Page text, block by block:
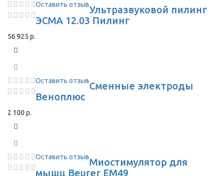
Оставить отзывУльтразвуковой пилинг
ЭСМА 12.03 Пилинг
56 925 р.
Оставить отзывСменные электроды
Веноплюс
2 100 р.
Оставить отзывМиостимулятор для
мышц Beurer EM49